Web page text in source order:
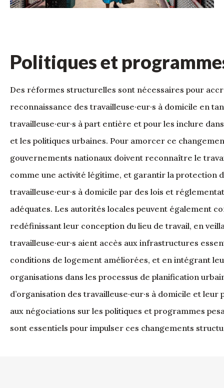
Politiques et
Des réformes structurelles sont nécessaires pour
reconnaissance des travailleuse·eur·s à domicile en
travailleuse·eur·s à part entière et pour les inclure
et les politiques urbaines. Pour amorcer ce
gouvernements nationaux doivent reconnaître le
comme une activité légitime, et garantir la protection
travailleuse·eur·s à domicile par des lois et
adéquates. Les autorités locales peuvent également
redéfinissant leur conception du lieu de travail, en
travailleuse·eur·s aient accès aux infrastructures
conditions de logement améliorées, et en intégrant
organisations dans les processus de planification
d’organisation des travailleuse·eur·s à domicile et leur
aux négociations sur les politiques et programmes
sont essentiels pour impulser ces changements